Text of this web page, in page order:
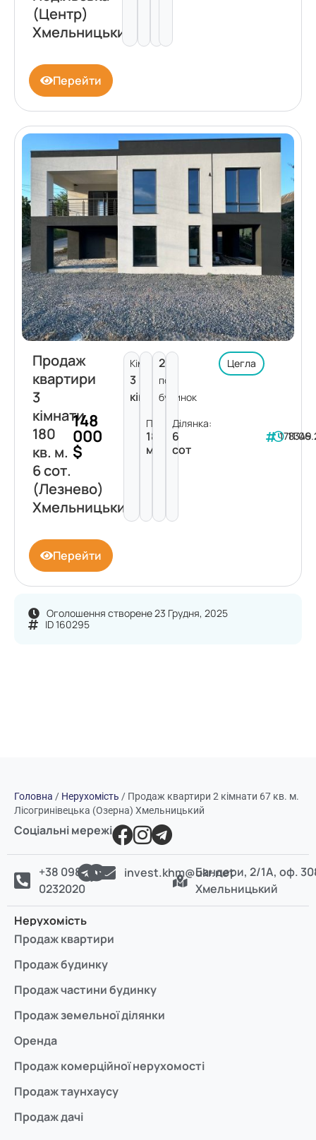
Оголошення створене 23 Грудня, 2025
ID 160295
(Центр)
Хмельницький
Перейти
Продаж
квартири
3
кімнати
180
кв. м.
6 сот.
(Лезнево)
Хмельницький
148
000
$
Кімнат:
3
кімнати
Площа:
180
м²
2
пов.
будинок
Ділянка:
6
сот
Цегла
178349
Перейти
Головна / Нерухомість / Продаж квартири 2 кімнати 67 кв. м.
Лісогринівецька (Озерна) Хмельницький
Соціальні мережі
+38 098
0232020
invest.khm@ukr.netБандери, 2/1А, оф.
Хмельницький
Нерухомість
Продаж квартири
Продаж будинку
Продаж частини будинку
Продаж земельної ділянки
Оренда
Продаж комерційної нерухомості
Продаж таунхаусу
Продаж дачі